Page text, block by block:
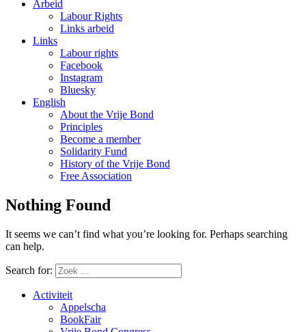
Arbeid
Labour Rights
Links arbeid
Links
Labour rights
Facebook
Instagram
Bluesky
English
About the Vrije Bond
Principles
Become a member
Solidarity Fund
History of the Vrije Bond
Free Association
Nothing Found
It seems we can’t find what you’re looking for. Perhaps searching
can help.
Search for:
Activiteit
Appelscha
BookFair